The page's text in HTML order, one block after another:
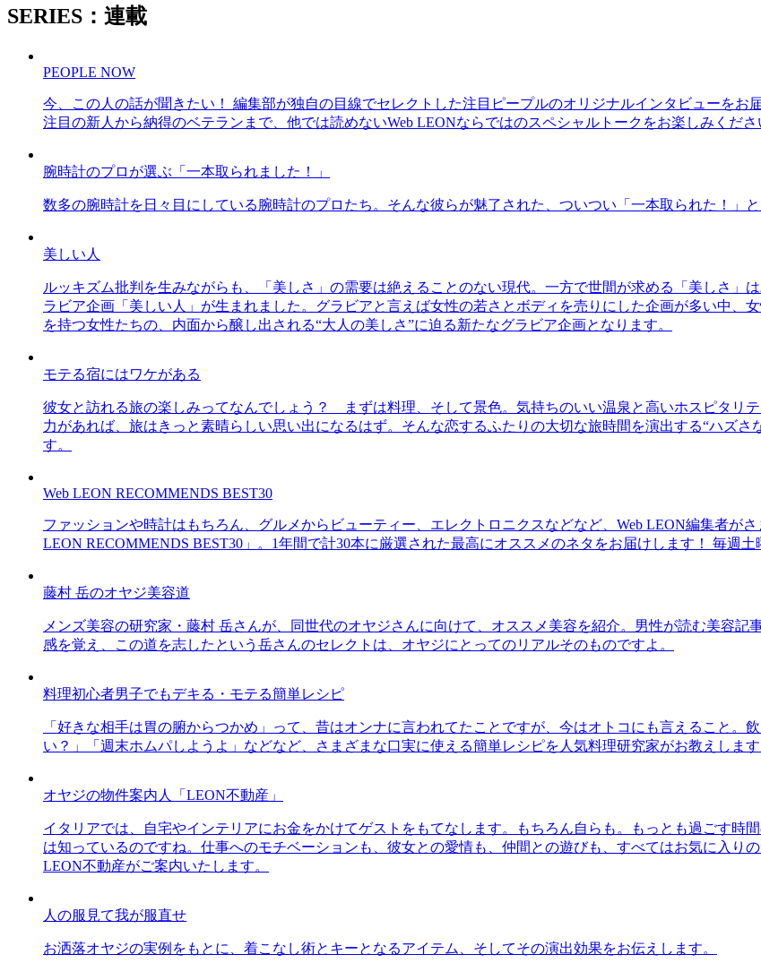
SERIES：連載
PEOPLE NOW
今、この人の話が聞きたい！ 編集部が独自の目線でセレクトした注目ピープルのオリジナルインタビューをお
注目の新人から納得のベテランまで、他では読めないWeb LEONならではのスペシャルトークをお楽しみくださ
腕時計のプロが選ぶ「一本取られました！」
数多の腕時計を日々目にしている腕時計のプロたち。そんな彼らが魅了された、ついつい「一本取られた！」
美しい人
ルッキズム批判を生みながらも、「美しさ」の需要は絶えることのない現代。一方で世間が求める「美しさ」
ラビア企画「美しい人」が生まれました。グラビアと言えば女性の若さとボディを売りにした企画が多い中、
を持つ女性たちの、内面から醸し出される“大人の美しさ”に迫る新たなグラビア企画となります。
モテる宿にはワケがある
彼女と訪れる旅の楽しみってなんでしょう？ まずは料理、そして景色。気持ちのいい温泉と高いホスピタリ
力があれば、旅はきっと素晴らしい思い出になるはず。そんな恋するふたりの大切な旅時間を演出する“ハズ
す。
Web LEON RECOMMENDS BEST30
ファッションや時計はもちろん、グルメからビューティー、エレクトロニクスなどなど、Web LEON編集者が
LEON RECOMMENDS BEST30」。1年間で計30本に厳選された最高にオススメのネタをお届けします！ 毎週土
藤村 岳のオヤジ美容道
メンズ美容の研究家・藤村 岳さんが、同世代のオヤジさんに向けて、オススメ美容を紹介。男性が読む美容
感を覚え、この道を志したという岳さんのセレクトは、オヤジにとってのリアルそのものですよ。
料理初心者男子でもデキる・モテる簡単レシピ
「好きな相手は胃の腑からつかめ」って、昔はオンナに言われてたことですが、今はオトコにも言えること
い？」「週末ホムパしようよ」などなど、さまざまな口実に使える簡単レシピを人気料理研究家がお教えします
オヤジの物件案内人「LEON不動産」
イタリアでは、自宅やインテリアにお金をかけてゲストをもてなします。もちろん自らも。もっとも過ごす時
は知っているのですね。仕事へのモチベーションも、彼女との愛情も、仲間との遊びも、すべてはお気に入り
LEON不動産がご案内いたします。
人の服見て我が服直せ
お洒落オヤジの実例をもとに、着こなし術とキーとなるアイテム、そしてその演出効果をお伝えします。